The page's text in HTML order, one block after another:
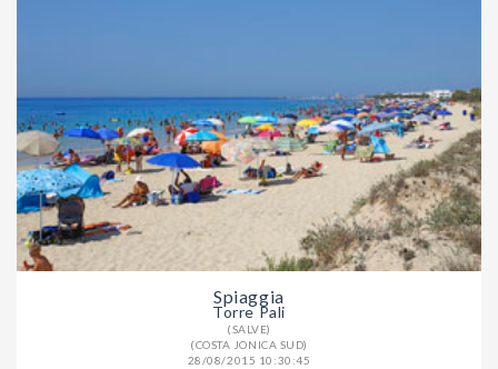
Spiaggia
Torre Pali
(SALVE)
(COSTA JONICA SUD)
28/08/2015 10:30:45